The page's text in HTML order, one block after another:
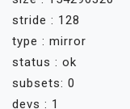
stride : 128
type : mirror
status : ok
subsets: 0
devs : 1